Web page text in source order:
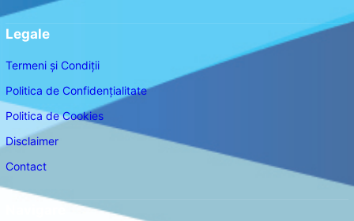
Legale
Termeni și Condiții
Politica de Confidențialitate
Politica de Cookies
Disclaimer
Contact